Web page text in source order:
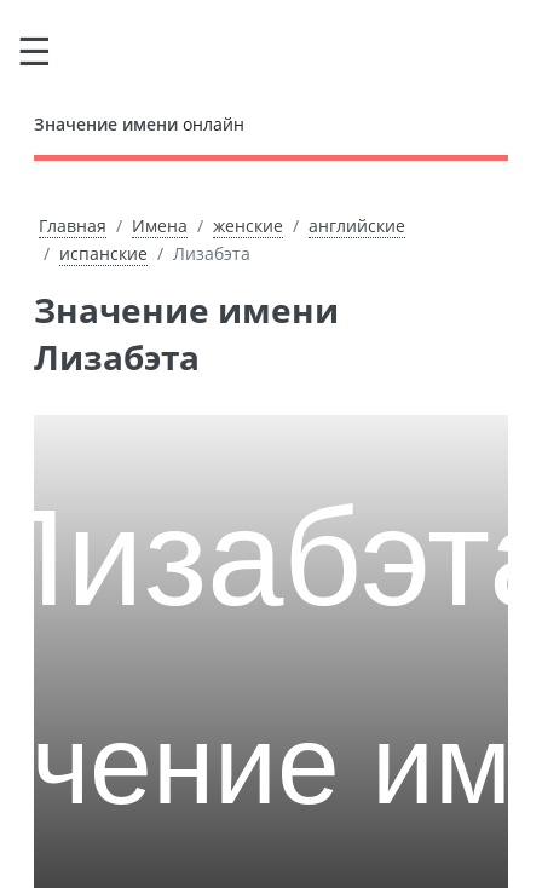
Значение имени онлайн
Главная Имена женские
английские
испанские
Лизабэта
Значение имени
Лизабэта